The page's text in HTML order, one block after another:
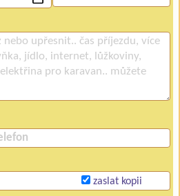
zaslat kopii